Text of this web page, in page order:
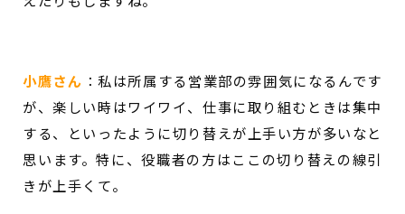
小鷹さん ：私は所属する営業部の雰囲気になるんです
が、楽しい時はワイワイ、仕事に取り組むときは集中
する、といったように切り替えが上手い方が多いなと
思います。特に、役職者の方はここの切り替えの線引
きが上手くて。